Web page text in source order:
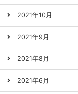
2021年10月
2021年9月
2021年8月
2021年6月